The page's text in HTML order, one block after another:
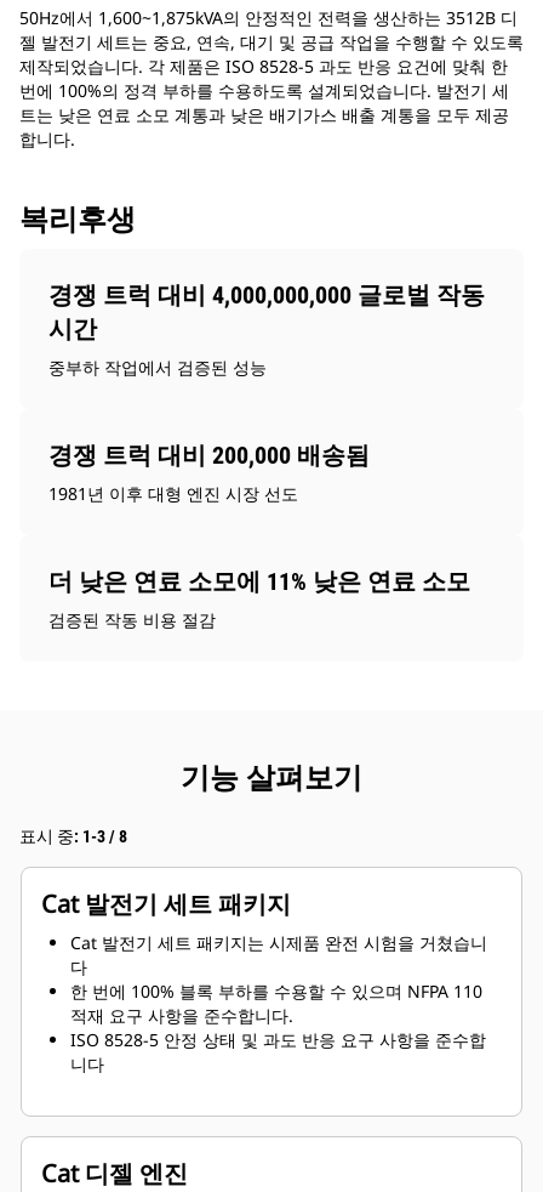
50Hz에서 1,600~1,875kVA의 안정적인 전력을 생산하는 3512B 디
젤 발전기 세트는 중요, 연속, 대기 및 공급 작업을 수행할 수 있도록
제작되었습니다. 각 제품은 ISO 8528-5 과도 반응 요건에 맞춰 한
번에 100%의 정격 부하를 수용하도록 설계되었습니다. 발전기 세
트는 낮은 연료 소모 계통과 낮은 배기가스 배출 계통을 모두 제공
합니다.
복리후생
경쟁 트럭 대비 4,000,000,000 글로벌 작동
시간
중부하 작업에서 검증된 성능
경쟁 트럭 대비 200,000 배송됨
1981년 이후 대형 엔진 시장 선도
더 낮은 연료 소모에 11% 낮은 연료 소모
검증된 작동 비용 절감
기능 살펴보기
표시 중: 1-3 / 8
Cat 발전기 세트 패키지
Cat 발전기 세트 패키지는 시제품 완전 시험을 거쳤습니
다
한 번에 100% 블록 부하를 수용할 수 있으며 NFPA 110
적재 요구 사항을 준수합니다.
ISO 8528-5 안정 상태 및 과도 반응 요구 사항을 준수합
니다
Cat 디젤 엔진